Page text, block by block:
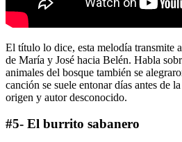
El título lo dice, esta melodía transmite
de María y José hacia Belén. Habla
animales del bosque también se
canción se suele entonar días antes de
origen y autor desconocido.
#5- El burrito sabanero